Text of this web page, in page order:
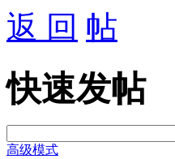
返 回
快速发帖
高级模式